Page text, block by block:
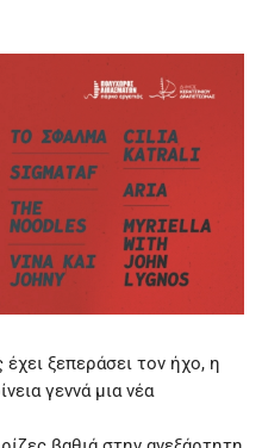
ξεπεράσει τον ήχο, η
γεννά μια νέα